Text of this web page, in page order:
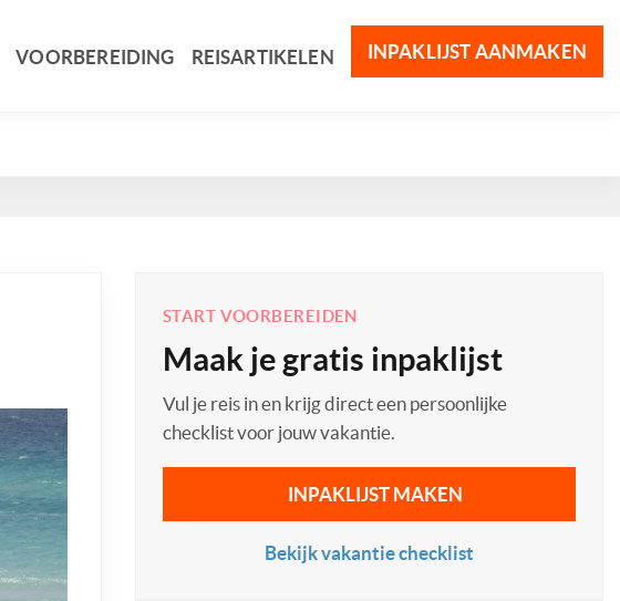
VOORBEREIDING REISARTIKELEN INPAKLIJST AANMAKEN
START VOORBEREIDEN
Maak je gratis inpaklijst
Vul je reis in en krijg direct een persoonlijke
checklist voor jouw vakantie.
INPAKLIJST MAKEN
Bekijk vakantie checklist